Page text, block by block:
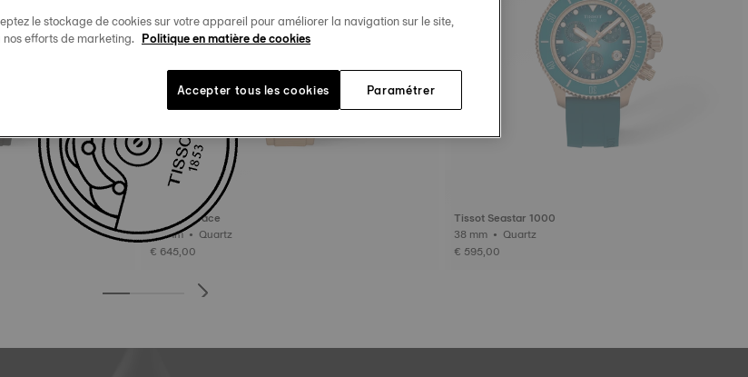
Tissot T-Race
38 mm • Quartz
€ 645,00
Tissot Seastar 1000
38 mm • Quartz
€ 595,00
le stockage de cookies sur votre appareil pour améliorer la navigation sur le site,
efforts de marketing. Politique en matière de cookies
Paramétrer
Accepter tous les cookies